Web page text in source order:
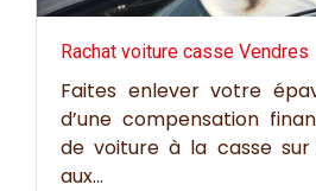
Rachat voiture casse Vendres
Faites enlever votre
d’une compensation
de voiture à la casse
aux...